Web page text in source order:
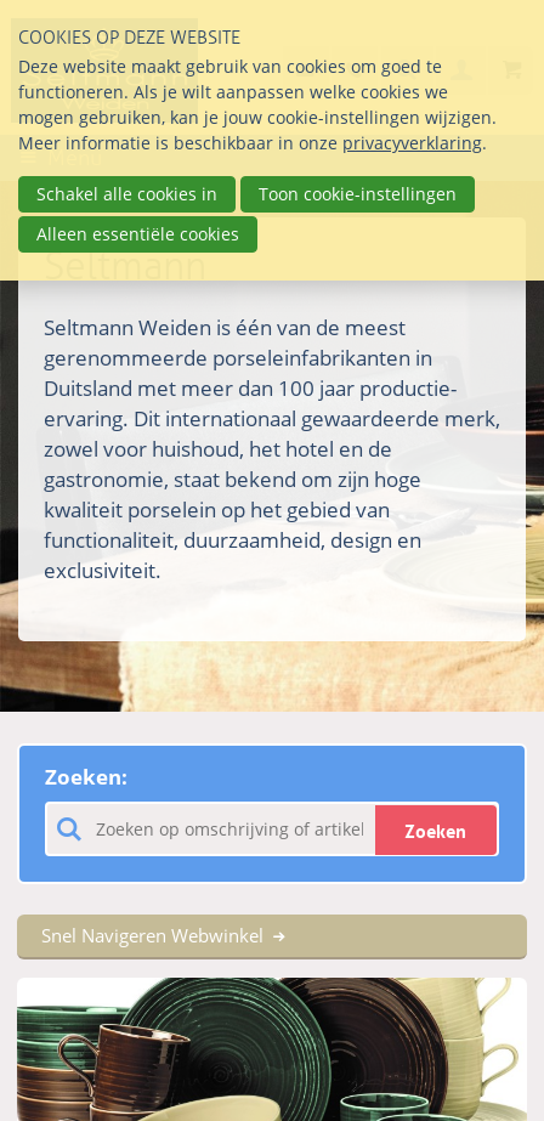
links
over
Direct
naar
inhoud
Direct
naar
het
info@seltmann-
Stel uw vraag
085 76 07 000
Search
Menu
Seltmann
Seltmann Weiden is één van de meest
gerenommeerde porseleinfabrikanten in
Duitsland met meer dan 100 jaar productie-
ervaring. Dit internationaal gewaardeerde merk,
zowel voor huishoud, het hotel en de
gastronomie, staat bekend om zijn hoge
kwaliteit porselein op het gebied van
functionaliteit, duurzaamheid, design en
exclusiviteit.
Zoeken:
Zoeken
Snel Navigeren Webwinkel
COOKIES OP DEZE WEBSITE
Deze website maakt gebruik van cookies om goed te
functioneren. Als je wilt aanpassen welke cookies we
mogen gebruiken, kan je jouw cookie-instellingen wijzigen.
Meer informatie is beschikbaar in onze privacyverklaring.
Schakel alle cookies in
Toon cookie-instellingen
Alleen essentiële cookies